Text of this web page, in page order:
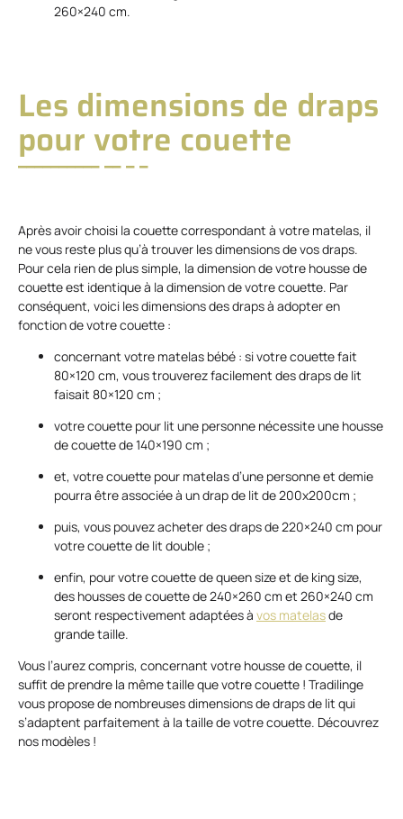
260×240 cm.
Les dimensions de draps
pour votre couette
Après avoir choisi la couette correspondant à votre matelas, il
ne vous reste plus qu’à trouver les dimensions de vos draps.
Pour cela rien de plus simple, la dimension de votre housse de
couette est identique à la dimension de votre couette. Par
conséquent, voici les dimensions des draps à adopter en
fonction de votre couette :
concernant votre matelas bébé : si votre couette fait
80×120 cm, vous trouverez facilement des draps de lit
faisait 80×120 cm ;
votre couette pour lit une personne nécessite une housse
de couette de 140×190 cm ;
et, votre couette pour matelas d’une personne et demie
pourra être associée à un drap de lit de 200x200cm ;
puis, vous pouvez acheter des draps de 220×240 cm pour
votre couette de lit double ;
enfin, pour votre couette de queen size et de king size,
des housses de couette de 240×260 cm et 260×240 cm
seront respectivement adaptées à vos matelasde
grande taille.
Vous l’aurez compris, concernant votre housse de couette, il
suffit de prendre la même taille que votre couette ! Tradilinge
vous propose de nombreuses dimensions de draps de lit qui
s’adaptent parfaitement à la taille de votre couette. Découvrez
nos modèles !